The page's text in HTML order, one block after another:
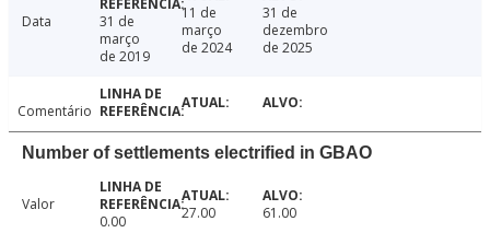
Data
31 de
março
de 2019
11 de
março
de 2024
31 de
dezembro
de 2025
Comentário
Number of settlements electrified in GBAO
Valor
0.00
27.00 61.00